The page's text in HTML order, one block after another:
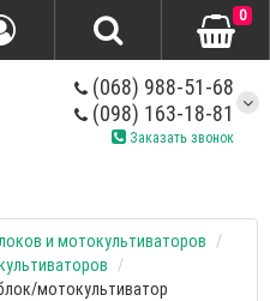
(068) 988-51-68
(098) 163-18-81
Заказать звонок
0
и мотокультиваторов
мотокультиватор